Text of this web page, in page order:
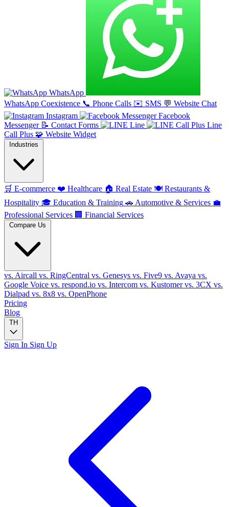
WhatsApp
WhatsApp Coexistence 📞 Phone Calls ✉️ SMS 💬 Website Chat
Instagram
Facebook
Messenger 📝 Contact Forms Line
Line
Call Plus 🧩 Website Widget
Industries
🛒 E-commerce ❤️ Healthcare 🏠 Real Estate 🍽️ Restaurants &
Hospitality 🎓 Education & Training 🚗 Automotive & Services 💼
Professional Services 🏢 Financial Services
Compare Us
vs. Aircall vs. RingCentral vs. Genesys vs. Five9 vs. Avaya vs.
Google Voice vs. respond.io vs. Intercom vs. Kustomervs. 3CX vs.
Dialpad vs. 8x8 vs. OpenPhone
Pricing
Blog
TH
Sign In Sign Up